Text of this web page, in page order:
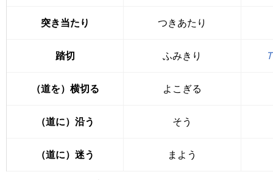
突き当たり つきあたり
踏切 ふみきり
（道を）横切る よこぎる
（道に）沿う そう
（道に）迷う まよう